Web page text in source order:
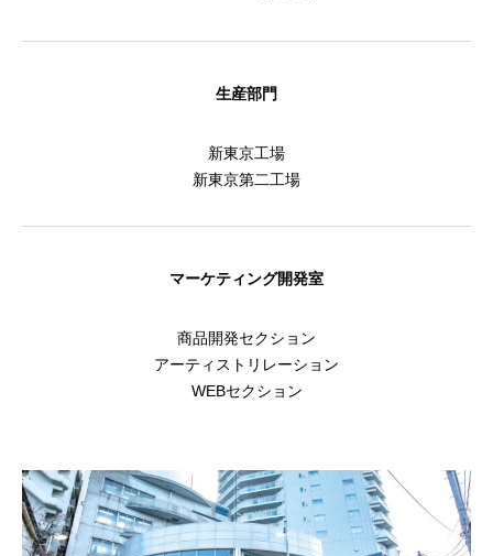
生産部門
新東京工場
新東京第二工場
マーケティング開発室
商品開発セクション
アーティストリレーション
WEBセクション